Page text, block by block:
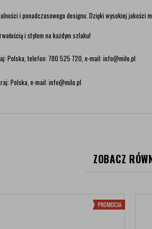
i ponadczasowego designu. Dzięki wysokiej
i stylem na każdym szlaku!
Polska, telefon: 780 525 720, e-mail: info@milo.pl
Polska, e-mail: info@milo.pl
ZOBACZ